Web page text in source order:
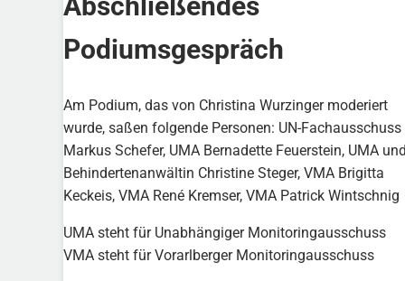
Podiumsgespräch
Am Podium, das von Christina Wurzinger moderiert
wurde, saßen folgende Personen: UN-Fachausschuss
Markus Schefer, UMA Bernadette Feuerstein, UMA
Behindertenanwältin Christine Steger, VMA Brigitta
Keckeis, VMA René Kremser, VMA Patrick Wintschnig
UMA steht für Unabhängiger Monitoringausschuss
VMA steht für Vorarlberger Monitoringausschuss